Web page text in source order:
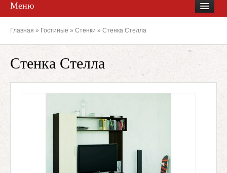
Меню
Главная » Гостиные » Стенки » Стенка Стелла
Стенка Стелла